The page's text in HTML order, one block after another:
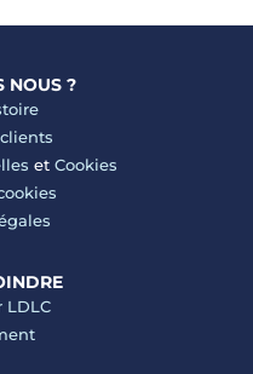
NOUS ?
et Cookies
LDLC